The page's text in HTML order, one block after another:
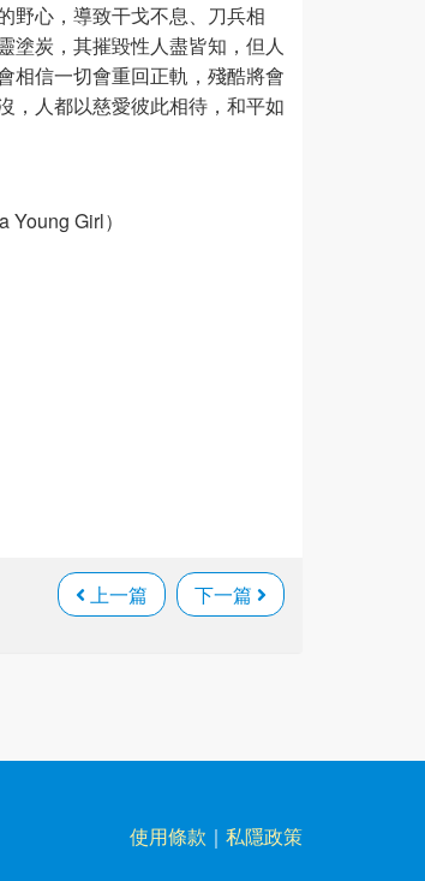
野心，導致干戈不息、刀兵相
塗炭，其摧毀性人盡皆知，但人
相信一切會重回正軌，殘酷將會
，人都以慈愛彼此相待，和平如
Girl）
上一篇 下一篇
使用條款 ｜ 私隱政策